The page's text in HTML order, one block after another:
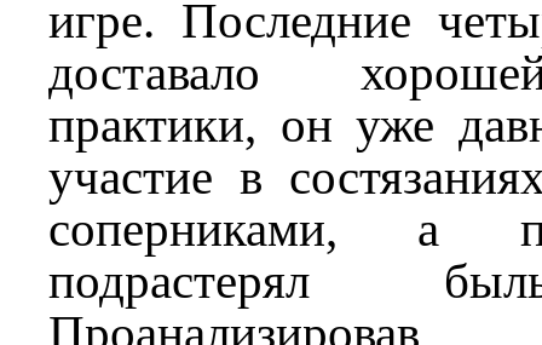
игре. Последние
доставало
практики, он уже
участие в
соперниками, а
подрастерял
Проанализировав